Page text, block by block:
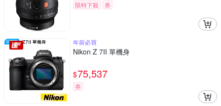
限時下殺
券
年前必買
Nikon Z 7II 單機身
$75,537
券